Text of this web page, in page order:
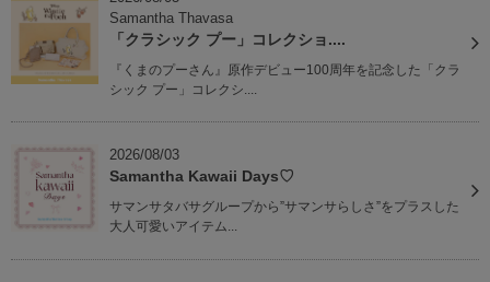
Samantha Thavasa
「クラシック プー」コレクショ....
『くまのプーさん』原作デビュー100周年を記念した「クラ
シック プー」コレクシ....
2026/08/03
Samantha Kawaii Days♡
サマンサタバサグループから”サマンサらしさ”をプラスした
大人可愛いアイテム...